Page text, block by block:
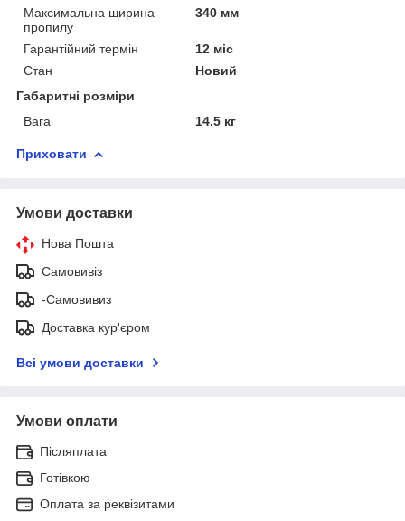
Максимальна ширина
пропилу
340 мм
Гарантійний термін
12 міс
Стан
Новий
Габаритні розміри
Вага
14.5 кг
Приховати
Умови доставки
Нова Пошта
Самовивіз
-Самовивиз
Доставка кур'єром
Всі умови доставки
Умови оплати
Післяплата
Готівкою
Оплата за реквізитами